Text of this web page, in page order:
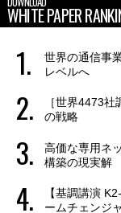
WHITE PAPER
世界の通信事
レベルへ
［世界4473
の戦略
高価な専用ネ
構築の現実解
【基調講演
ームチェンジ